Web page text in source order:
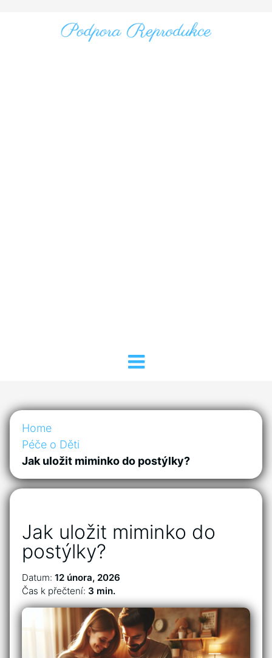
Home
Péče o Děti
Jak uložit miminko do postýlky?
Jak uložit miminko do
postýlky?
Datum: 12 února, 2026
Čas k přečtení: 3 min.